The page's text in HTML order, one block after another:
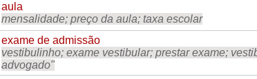
aula
mensalidade; preço da aula; taxa escolar
exame de admissão
vestibulinho; exame vestibular; prestar exame;
advogado"